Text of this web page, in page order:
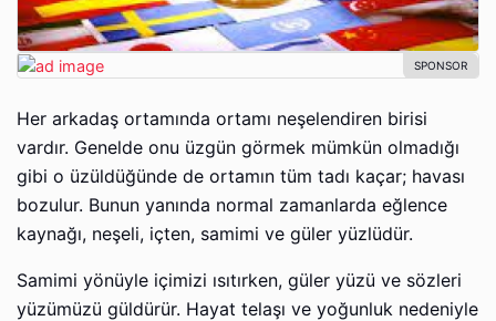
Her arkadaş ortamında ortamı neşelendiren birisi
vardır. Genelde onu üzgün görmek mümkün olmadığı
gibi o üzüldüğünde de ortamın tüm tadı kaçar; havası
bozulur. Bunun yanında normal zamanlarda eğlence
kaynağı, neşeli, içten, samimi ve güler yüzlüdür.
Samimi yönüyle içimizi ısıtırken, güler yüzü ve sözleri
yüzümüzü güldürür. Hayat telaşı ve yoğunluk nedeniyle